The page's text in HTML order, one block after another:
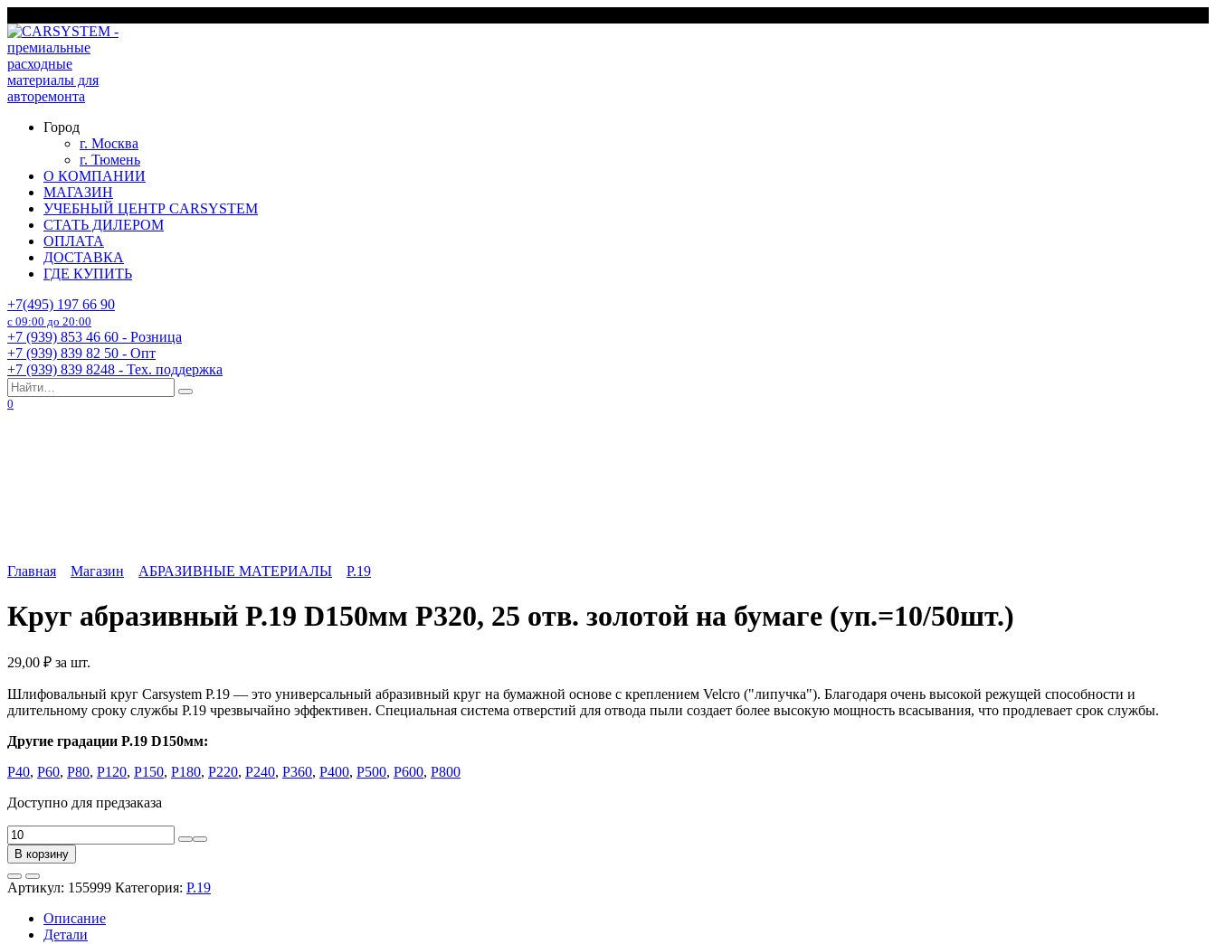
к
содержанию
Город
г. Москва
г. Тюмень
О КОМПАНИИ
МАГАЗИН
УЧЕБНЫЙ ЦЕНТР CARSYSTEM
СТАТЬ ДИЛЕРОМ
ОПЛАТА
ДОСТАВКА
ГДЕ КУПИТЬ
+7(495) 197 66 90
с 09:00 до 20:00
+7 (939) 853 46 60 - Розница
+7 (939) 839 82 50 - Опт
+7 (939) 839 8248 - Тех. поддержка
Search
for:
0
Главная Магазин АБРАЗИВНЫЕ МАТЕРИАЛЫ P.19
Круг абразивный P.19 D150мм P320, 25 отв. золотой на бумаге (уп.=10/50шт.)
29,00 ₽ за шт.
Шлифовальный круг Carsystem P.19 — это универсальный абразивный круг на бумажной основе с креплением Velcro ("липучка"). Благодаря очень высокой режущей способности и
длительному сроку службы P.19 чрезвычайно эффективен. Специальная система отверстий для отвода пыли создает более высокую мощность всасывания, что продлевает срок службы.
Другие градации P.19 D150мм:
Р40, Р60, Р80, Р120, Р150, Р180, Р220, Р240, Р360, Р400, Р500, Р600, Р800
Доступно для предзаказа
Количество
товара
Круг
абразивный
P.19
D150мм
P320,
В корзину
Артикул: 155999 Категория: P.19
Описание
Детали